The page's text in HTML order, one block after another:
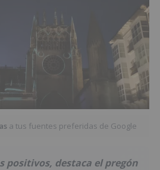
a tus fuentes preferidas de Google
positivos, destaca el pregón